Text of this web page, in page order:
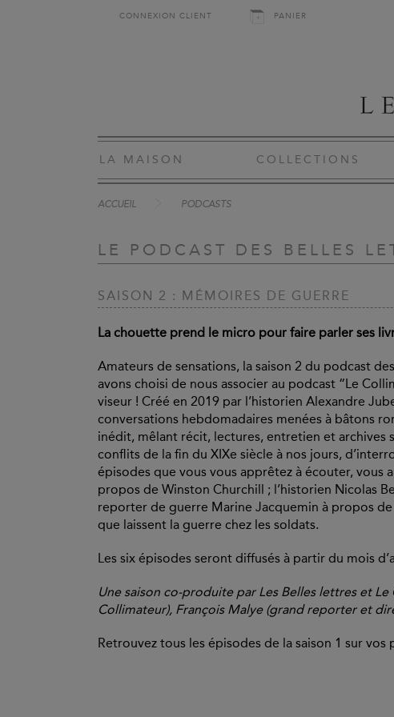
CONNEXION CLIENT PANIER
LA MAISON COLLECTIONS
ACCUEIL PODCASTS
LE PODCAST DES BELLES
SAISON 2 : MÉMOIRES DE GUERRE
La chouette prend le micro pour faire parler ses
Amateurs de sensations, la saison 2 du podcast
avons choisi de nous associer au podcast “Le
viseur ! Créé en 2019 par l’historien Alexandre
conversations hebdomadaires menées à bâtons
inédit, mêlant récit, lectures, entretien et archives
conflits de la fin du XIXe siècle à nos jours,
épisodes que vous vous apprêtez à écouter, vous
propos de Winston Churchill ; l’historien Nicolas
reporter de guerre Marine Jacquemin à propos
que laissent la guerre chez les soldats.
Les six épisodes seront diffusés à partir du mois
Une saison co-produite par Les Belles lettres et
Collimateur), François Malye (grand reporter et
Retrouvez tous les épisodes de la saison 1 sur